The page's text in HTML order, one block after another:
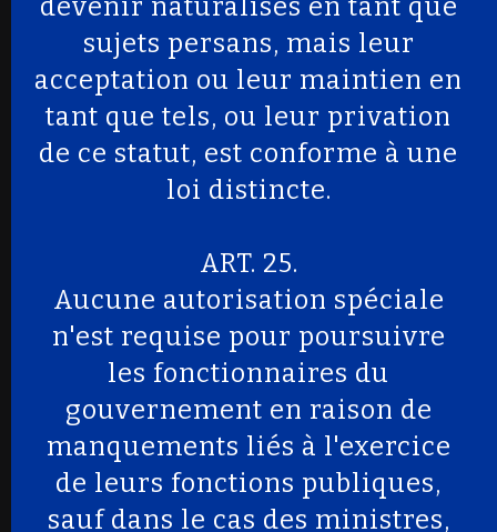
devenir naturalisés en tant que
sujets persans, mais leur
acceptation ou leur maintien en
tant que tels, ou leur privation
de ce statut, est conforme à une
loi distincte.
ART. 25.
Aucune autorisation spéciale
n'est requise pour poursuivre
les fonctionnaires du
gouvernement en raison de
manquements liés à l'exercice
de leurs fonctions publiques,
sauf dans le cas des ministres,